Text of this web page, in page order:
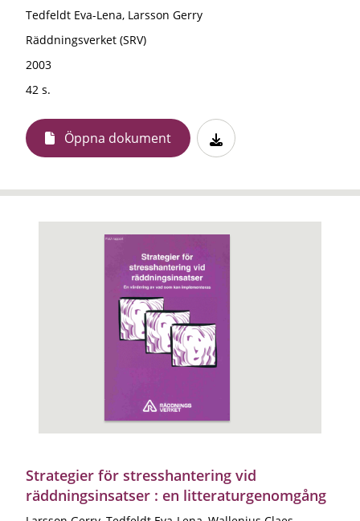
Tedfeldt Eva-Lena, Larsson Gerry
Räddningsverket (SRV)
2003
42 s.
Öppna dokument
Strategier för stresshantering vid
räddningsinsatser : en litteraturgenomgång